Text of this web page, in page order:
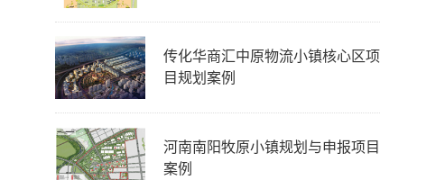
传化华商汇中原物流小镇核心区项
目规划案例
河南南阳牧原小镇规划与申报项目
案例